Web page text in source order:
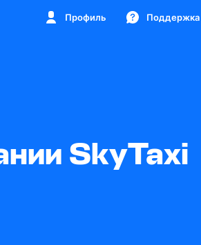
Профиль Поддержка
SkyTaxi